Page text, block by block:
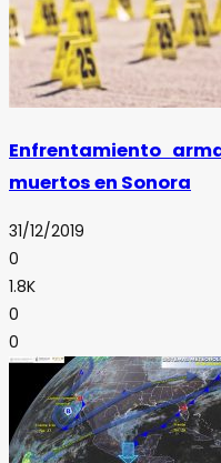
Enfrentamiento
muertos en Sonora
31/12/2019
0
1.8K
0
0